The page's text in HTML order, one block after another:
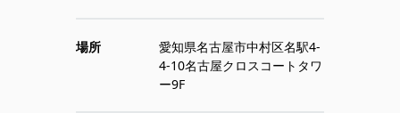
場所
愛知県名古屋市中村区名駅4-
4-10名古屋クロスコートタワ
ー9F